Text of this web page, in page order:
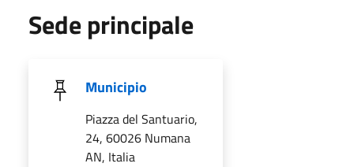
Sede principale
Municipio
Piazza del Santuario,
24, 60026 Numana
AN, Italia